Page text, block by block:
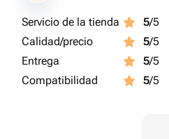
Servicio de la tienda 5/5
Calidad/precio
5/5
Entrega
5/5
Compatibilidad
5/5